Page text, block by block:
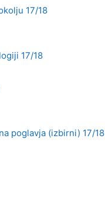
17/18
17/18
poglavja (izbirni) 17/18